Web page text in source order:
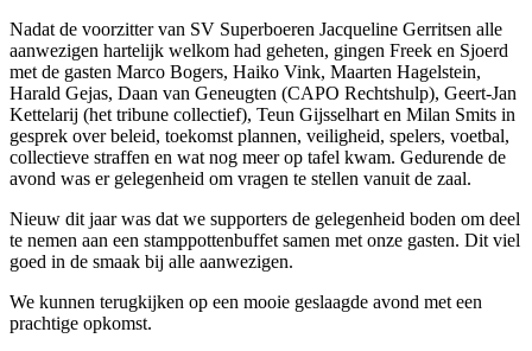
Nadat de voorzitter van SV Superboeren Jacqueline Gerritsen alle
aanwezigen hartelijk welkom had geheten, gingen Freek en Sjoerd
met de gasten Marco Bogers, Haiko Vink, Maarten Hagelstein,
Harald Gejas, Daan van Geneugten (CAPO Rechtshulp), Geert-Jan
Kettelarij (het tribune collectief), Teun Gijsselhart en Milan Smits in
gesprek over beleid, toekomst plannen, veiligheid, spelers, voetbal,
collectieve straffen en wat nog meer op tafel kwam. Gedurende de
avond was er gelegenheid om vragen te stellen vanuit de zaal.
Nieuw dit jaar was dat we supporters de gelegenheid boden om deel
te nemen aan een stamppottenbuffet samen met onze gasten. Dit viel
goed in de smaak bij alle aanwezigen.
We kunnen terugkijken op een mooie geslaagde avond met een
prachtige opkomst.